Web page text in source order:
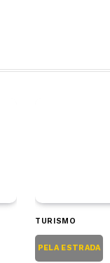
TURISMO
PELA ESTRADA